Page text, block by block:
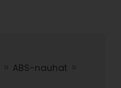
ABS-nauhat